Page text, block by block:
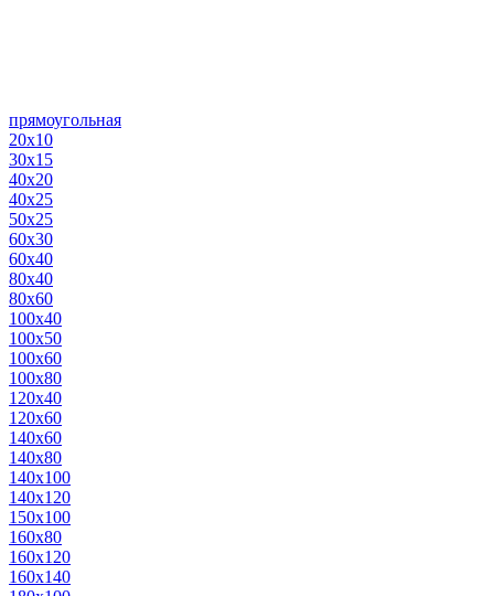
прямоугольная
20х10
30х15
40х20
40х25
50х25
60х30
60х40
80х40
80х60
100х40
100х50
100х60
100х80
120х40
120х60
140х60
140х80
140х100
140х120
150х100
160х80
160х120
160х140